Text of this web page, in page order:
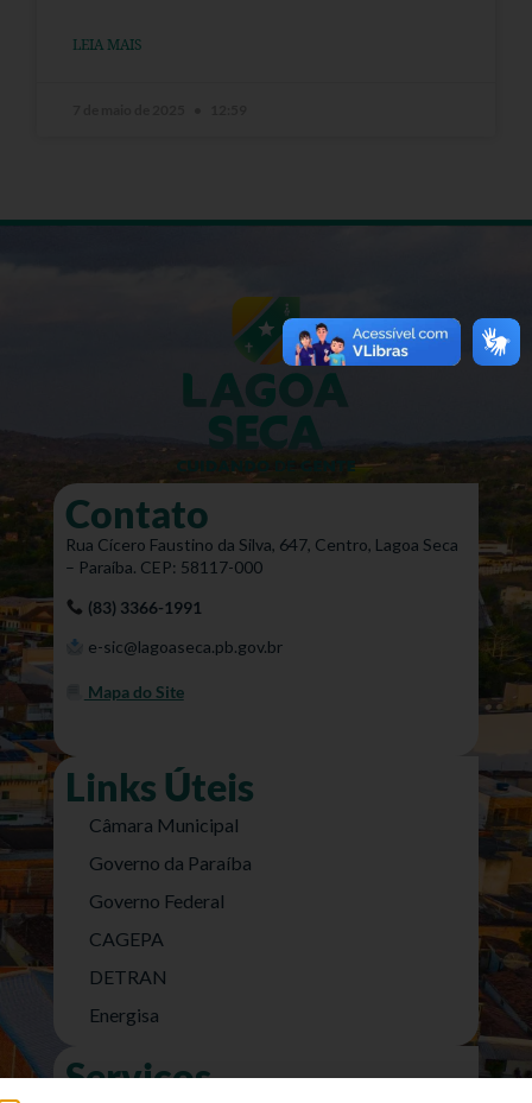
LEIA MAIS
Contato
Rua Cícero Faustino da Silva, 647, Centro, Lagoa Seca
– Paraíba. CEP: 58117-000
(83) 3366-1991
e-sic@lagoaseca.pb.gov.br
Mapa do Site
Links Úteis
Câmara Municipal
Governo da Paraíba
Governo Federal
CAGEPA
DETRAN
Energisa
Serviços